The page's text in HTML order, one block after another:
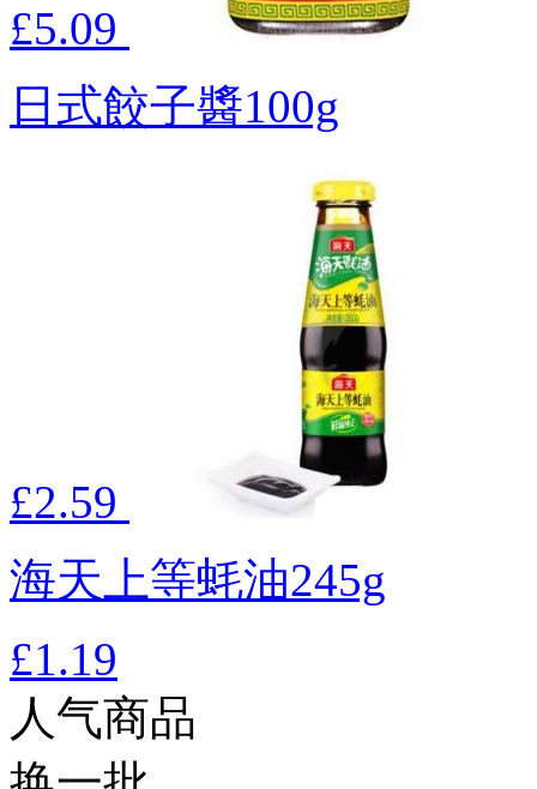
£5.09
日式餃子醬100g
£2.59
海天上等蚝油245g
£1.19
人气商品